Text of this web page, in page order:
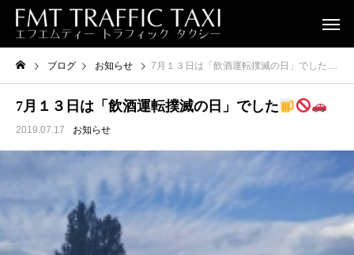
ブログ お知らせ 7月１３日は「飲酒運転撲滅の日」でした
7月１３日は「飲酒運転撲滅の日」でした
2019.07.17 お知らせ